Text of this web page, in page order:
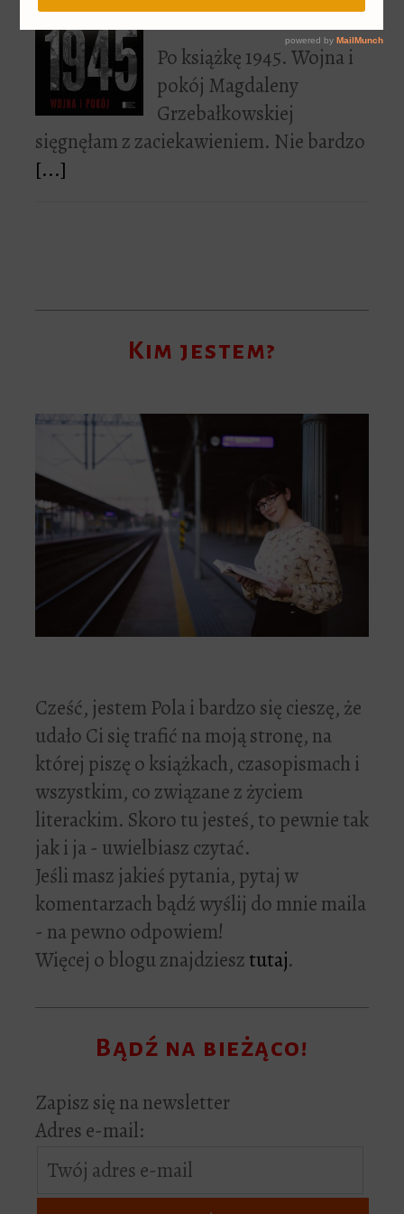
Po książkę 1945. Wojna i
pokój Magdaleny
Grzebałkowskiej
sięgnęłam z zaciekawieniem. Nie bardzo
[...]
Kim jestem?
Cześć, jestem Pola i bardzo się cieszę, że
udało Ci się trafić na moją stronę, na
której piszę o książkach, czasopismach i
wszystkim, co związane z życiem
literackim. Skoro tu jesteś, to pewnie tak
jak i ja - uwielbiasz czytać.
Jeśli masz jakieś pytania, pytaj w
komentarzach bądź wyślij do mnie maila
- na pewno odpowiem!
Więcej o blogu znajdziesztutaj.
Bądź na bieżąco!
Zapisz się na newsletter
Adres e-mail: